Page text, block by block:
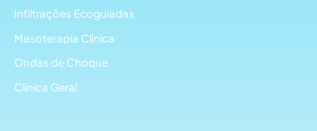
Infiltrações Ecoguiadas
Mesoterapia Clínica
Ondas de Choque
Clínica Geral